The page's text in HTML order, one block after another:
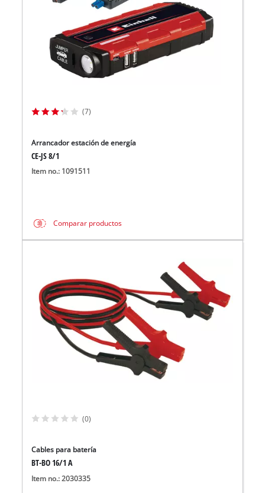
(7)
Arrancador estación de energía
CE-JS 8/1
Item no.: 1091511
Comparar productos
(0)
Cables para batería
BT-BO 16/1 A
Item no.: 2030335